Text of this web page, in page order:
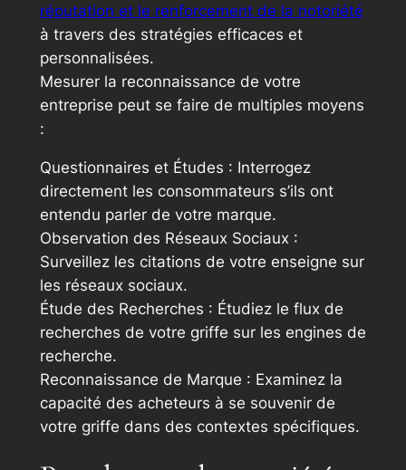
réputation et le renforcement de la notoriété
à travers des stratégies efficaces et
personnalisées.
Mesurer la reconnaissance de votre
entreprise peut se faire de multiples moyens
:
Questionnaires et Études : Interrogez
directement les consommateurs s’ils ont
entendu parler de votre marque.
Observation des Réseaux Sociaux :
Surveillez les citations de votre enseigne sur
les réseaux sociaux.
Étude des Recherches : Étudiez le flux de
recherches de votre griffe sur les engines de
recherche.
Reconnaissance de Marque : Examinez la
capacité des acheteurs à se souvenir de
votre griffe dans des contextes spécifiques.